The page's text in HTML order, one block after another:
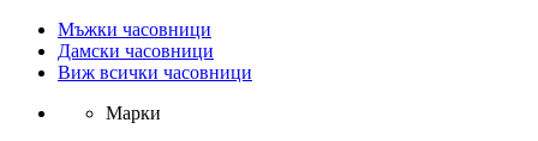
Мъжки часовници
Дамски часовници
Виж всички часовници
Марки